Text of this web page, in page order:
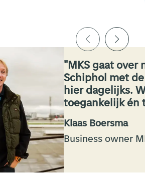
MKS gaat
Schiphol met
hier dagelijks.
toegankelijk én
Klaas Boersma
Business owner